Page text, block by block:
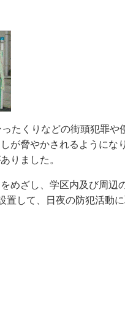
たくりなどの街頭犯罪
が脅やかされるように
りました。
めざし、学区内及び周
置して、日夜の防犯活動に